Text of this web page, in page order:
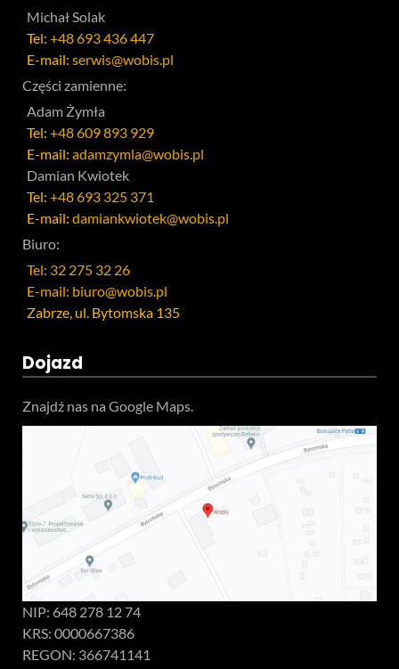
Michał Solak
Tel: +48 693 436 447
E-mail: serwis@wobis.pl
Części zamienne:
Adam Żymła
Tel: +48 609 893 929
E-mail: adamzymla@wobis.pl
Damian Kwiotek
Tel: +48 693 325 371
E-mail: damiankwiotek@wobis.pl
Biuro:
Tel: 32 275 32 26
E-mail: biuro@wobis.pl
Zabrze, ul. Bytomska 135
Dojazd
Znajdź nas na Google Maps.
NIP: 648 278 12 74
KRS: 0000667386
REGON: 366741141